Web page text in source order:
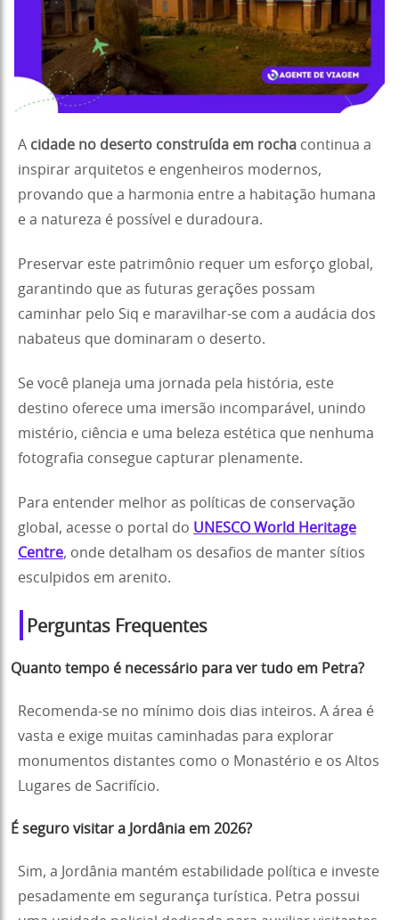
A cidade no deserto construída em rocha continua a
inspirar arquitetos e engenheiros modernos,
provando que a harmonia entre a habitação humana
e a natureza é possível e duradoura.
Preservar este patrimônio requer um esforço global,
garantindo que as futuras gerações possam
caminhar pelo Siq e maravilhar-se com a audácia dos
nabateus que dominaram o deserto.
Se você planeja uma jornada pela história, este
destino oferece uma imersão incomparável, unindo
mistério, ciência e uma beleza estética que nenhuma
fotografia consegue capturar plenamente.
Para entender melhor as políticas de conservação
global, acesse o portal do UNESCO World Heritage
Centre, onde detalham os desafios de manter sítios
esculpidos em arenito.
Perguntas Frequentes
Quanto tempo é necessário para ver tudo em Petra?
Recomenda-se no mínimo dois dias inteiros. A área é
vasta e exige muitas caminhadas para explorar
monumentos distantes como o Monastério e os Altos
Lugares de Sacrifício.
É seguro visitar a Jordânia em 2026?
Sim, a Jordânia mantém estabilidade política e investe
pesadamente em segurança turística. Petra possui